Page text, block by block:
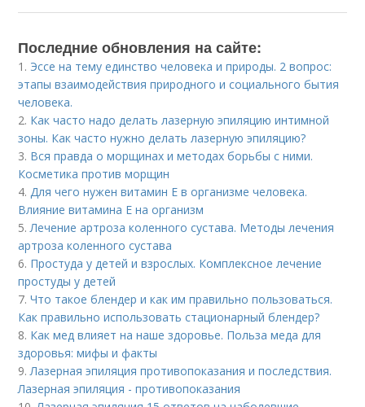
Последние обновления на сайте:
1. Эссе на тему единство человека и природы. 2 вопрос:
этапы взаимодействия природного и социального бытия
человека.
2. Как часто надо делать лазерную эпиляцию интимной
зоны. Как часто нужно делать лазерную эпиляцию?
3. Вся правда о морщинах и методах борьбы с ними.
Косметика против морщин
4.Для чего нужен витамин Е в организме человека.
Влияние витамина E на организм
5.Лечение артроза коленного сустава. Методы лечения
артроза коленного сустава
6. Простуда у детей и взрослых. Комплексное лечение
простуды у детей
7.Что такое блендер и как им правильно пользоваться.
Как правильно использовать стационарный блендер?
8. Как мед влияет на наше здоровье. Польза меда для
здоровья: мифы и факты
9.Лазерная эпиляция противопоказания и последствия.
Лазерная эпиляция - противопоказания